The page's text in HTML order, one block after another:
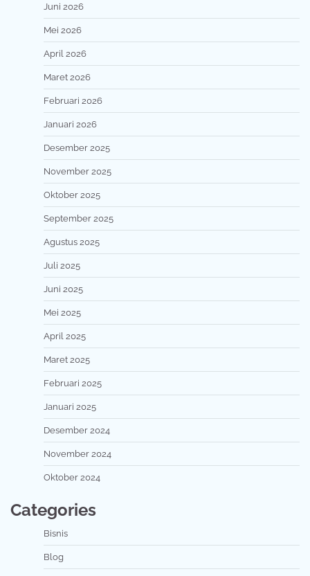
Juni 2026
Mei 2026
April 2026
Maret 2026
Februari 2026
Januari 2026
Desember 2025
November 2025
Oktober 2025
September 2025
Agustus 2025
Juli 2025
Juni 2025
Mei 2025
April 2025
Maret 2025
Februari 2025
Januari 2025
Desember 2024
November 2024
Oktober 2024
Categories
Bisnis
Blog